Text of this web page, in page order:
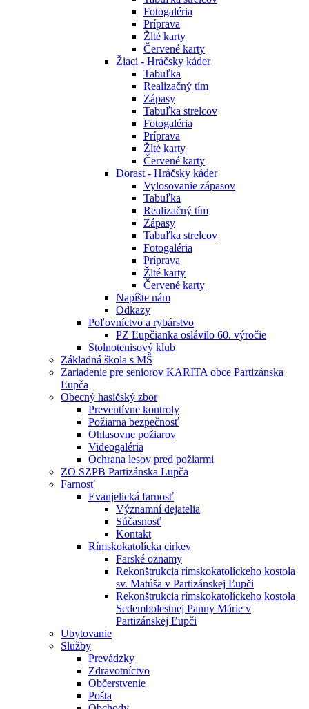
Fotogaléria
Príprava
Žlté karty
Červené karty
Žiaci - Hráčsky káder
Tabuľka
Realizačný tím
Zápasy
Tabuľka strelcov
Fotogaléria
Príprava
Žlté karty
Červené karty
Dorast - Hráčsky káder
Vylosovanie zápasov
Tabuľka
Realizačný tím
Zápasy
Tabuľka strelcov
Fotogaléria
Príprava
Žlté karty
Červené karty
Napíšte nám
Odkazy
Poľovníctvo a rybárstvo
PZ Ľupčianka oslávilo 60. výročie
Stolnotenisový klub
Základná škola s MŠ
Zariadenie pre seniorov KARITA obce Partizánska
Ľupča
Obecný hasičský zbor
Preventívne kontroly
Požiarna bezpečnosť
Ohlasovne požiarov
Videogaléria
Ochrana lesov pred požiarmi
ZO SZPB Partizánska Lupča
Farnosť
Evanjelická farnosť
Významní dejatelia
Súčasnosť
Kontakt
Rímskokatolícka cirkev
Farské oznamy
Rekonštrukcia rímskokatolíckeho kostola
sv. Matúša v Partizánskej Ľupči
Rekonštrukcia rímskokatolíckeho kostola
Sedembolestnej Panny Márie v
Partizánskej Ľupči
Ubytovanie
Služby
Prevádzky
Zdravotníctvo
Občerstvenie
Pošta